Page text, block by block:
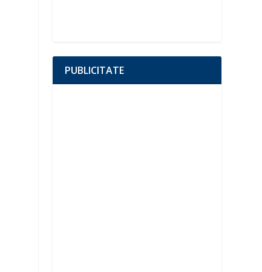
PUBLICITATE